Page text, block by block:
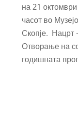
на 21
часот во
Скопје. Нацрт
Отворање на
годишната